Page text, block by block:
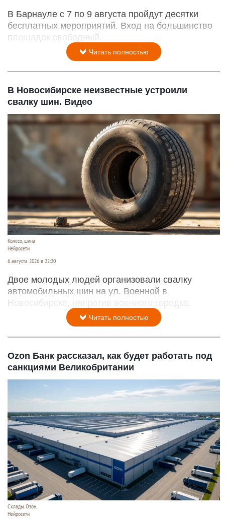
В Барнауле с 7 по 9 августа пройдут десятки
бесплатных мероприятий. Вход на большинство
площадок свободный.
Читать полностью
В Новосибирске неизвестные устроили
свалку шин. Видео
Колесо, шина
Нейросети
6 августа 2026 в 22:20
Двое молодых людей организовали свалку
автомобильных шин на ул. Военной в
Новосибирске, напротив военного городка.
Читать полностью
Ozon Банк рассказал, как будет работать под
санкциями Великобритании
Склады. Озон.
Нейросети